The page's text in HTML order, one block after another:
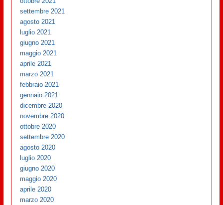
settembre 2021
agosto 2021
luglio 2021
giugno 2021
maggio 2021
aprile 2021
marzo 2021
febbraio 2021
gennaio 2021
dicembre 2020
novembre 2020
ottobre 2020
settembre 2020
agosto 2020
luglio 2020
giugno 2020
maggio 2020
aprile 2020
marzo 2020